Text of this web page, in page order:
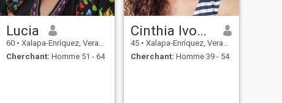
Lucia
60 • Xalapa-Enríquez, Veracruz, Mexique
Cherchant: Homme 51 - 64
Cinthia Ivonne
45 • Xalapa-Enríquez, Veracruz, Mexique
Cherchant: Homme 39 - 54